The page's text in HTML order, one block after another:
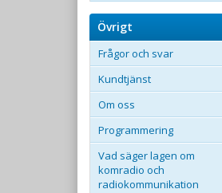
Övrigt
Frågor och svar
Kundtjänst
Om oss
Programmering
Vad säger lagen om
komradio och
radiokommunikation